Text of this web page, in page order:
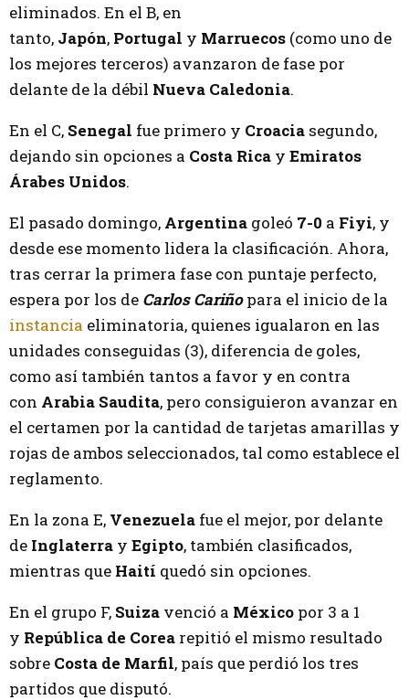
eliminados. En el B, en
tanto, Japón, Portugal y Marruecos (como uno de
los mejores terceros) avanzaron de fase por
delante de la débil Nueva Caledonia.
En el C, Senegal fue primero y Croacia segundo,
dejando sin opciones a Costa Rica y Emiratos
Árabes Unidos.
El pasado domingo, Argentina goleó 7-0 a Fiyi, y
desde ese momento lidera la clasificación. Ahora,
tras cerrar la primera fase con puntaje perfecto,
espera por los de Carlos Cariño para el inicio de la
instancia eliminatoria, quienes igualaron en las
unidades conseguidas (3), diferencia de goles,
como así también tantos a favor y en contra
con Arabia Saudita, pero consiguieron avanzar en
el certamen por la cantidad de tarjetas amarillas y
rojas de ambos seleccionados, tal como establece el
reglamento.
En la zona E, Venezuela fue el mejor, por delante
de Inglaterra y Egipto, también clasificados,
mientras que Haití quedó sin opciones.
En el grupo F, Suiza venció a México por 3 a 1
y República de Corea repitió el mismo resultado
sobre Costa de Marfil, país que perdió los tres
partidos que disputó.